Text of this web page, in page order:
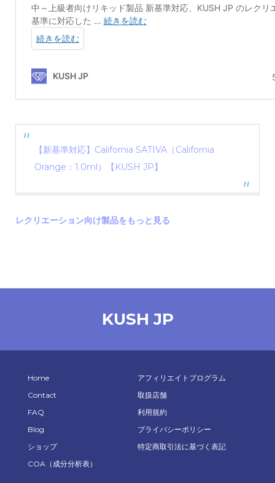
【新基準対応】California SATIVA（California
Orange：1.0ml）【KUSH JP】
レクリエーション向け製品をもっと見る
KUSH JP
Home
Contact
FAQ
Blog
ショップ
COA（成分分析表）
アフィリエイトプログラム
取扱店舗
利用規約
プライバシーポリシー
特定商取引法に基づく表記